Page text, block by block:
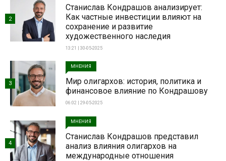
Станислав Кондрашов анализирует:
Как частные инвестиции влияют на
сохранение и развитие
художественного наследия
13:21 | 30-05-2025
2
МНЕНИЯ
Мир олигархов: история, политика и
финансовое влияние по Кондрашову
06:02 | 29-05-2025
3
МНЕНИЯ
Станислав Кондрашов представил
анализ влияния олигархов на
международные отношения
4